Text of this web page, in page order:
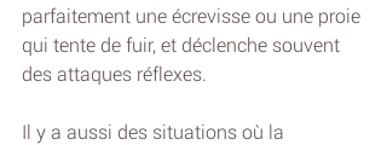
parfaitement une écrevisse ou une proie
qui tente de fuir, et déclenche souvent
des attaques réflexes.
Il y a aussi des situations où la